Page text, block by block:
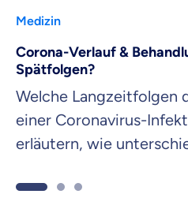
Medizin
Corona-Verlauf &
Spätfolgen?
Welche Langzeitfolgen
einer Coronavirus-
erläutern, wie